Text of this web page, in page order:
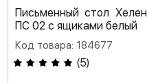
Письменный стол Хелен
ПС 02 с ящиками белый
Код товара: 184677
(5)